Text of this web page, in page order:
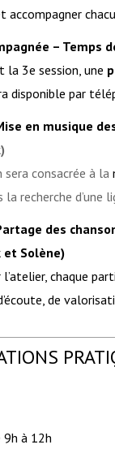
accompagner
– Temps
la 3e session, une
disponible par
en musique
sera consacrée à la
la recherche
des
et Solène)
chaque
de
9h à 12h